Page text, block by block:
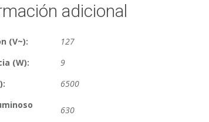
adicional
(V~):
127
(W):
9
6500
630